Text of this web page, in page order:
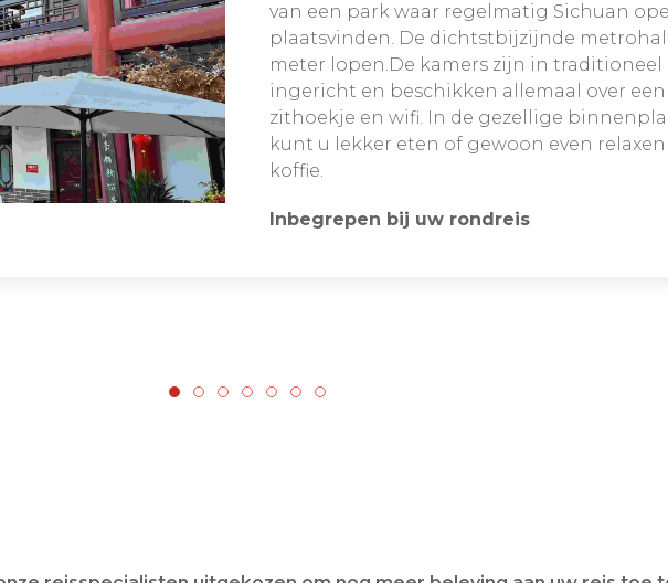
van een park waar regelmatig Sichuan
plaatsvinden. De dichtstbijzijnde
meter lopen.De kamers zijn in traditioneel
ingericht en beschikken allemaal over
zithoekje en wifi. In de gezellige
kunt u lekker eten of gewoon even
koffie.
Inbegrepen bij uw rondreis